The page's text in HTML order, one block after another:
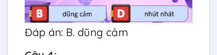
Đáp án: B. dũng cảm